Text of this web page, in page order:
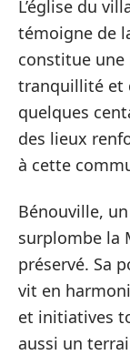
L’église du
témoigne de
constitue
tranquillité et
quelques
des lieux
à cette
Bénouville,
surplombe la
préservé. Sa
vit en
et initiatives
aussi un